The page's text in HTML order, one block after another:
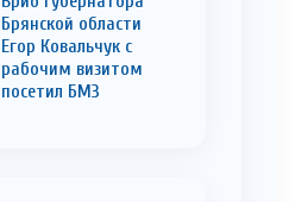
Брянской области
Егор Ковальчук с
рабочим визитом
посетил БМЗ